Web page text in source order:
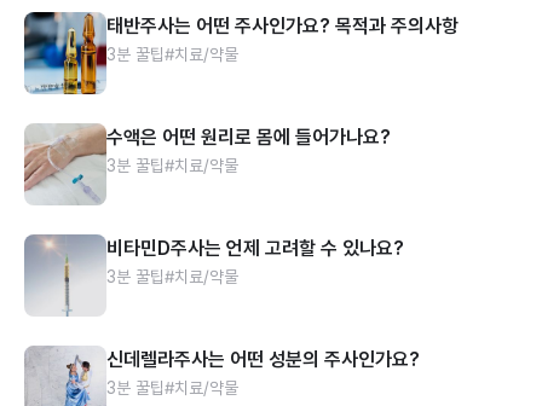
태반주사는 어떤 주사인가요? 목적과 주의사항
3분 꿀팁#치료/약물
수액은 어떤 원리로 몸에 들어가나요?
3분 꿀팁#치료/약물
비타민D주사는 언제 고려할 수 있나요?
3분 꿀팁#치료/약물
신데렐라주사는 어떤 성분의 주사인가요?
3분 꿀팁#치료/약물